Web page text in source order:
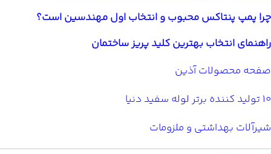
چرا پمپ پنتاکس محبوب و انتخاب اول مهندسین است؟
راهنمای انتخاب بهترین کلید پریز ساختمان
صفحه محصولات آذین
10 تولید کننده برتر لوله سفید دنیا
شیرآلات بهداشتی و ملزومات